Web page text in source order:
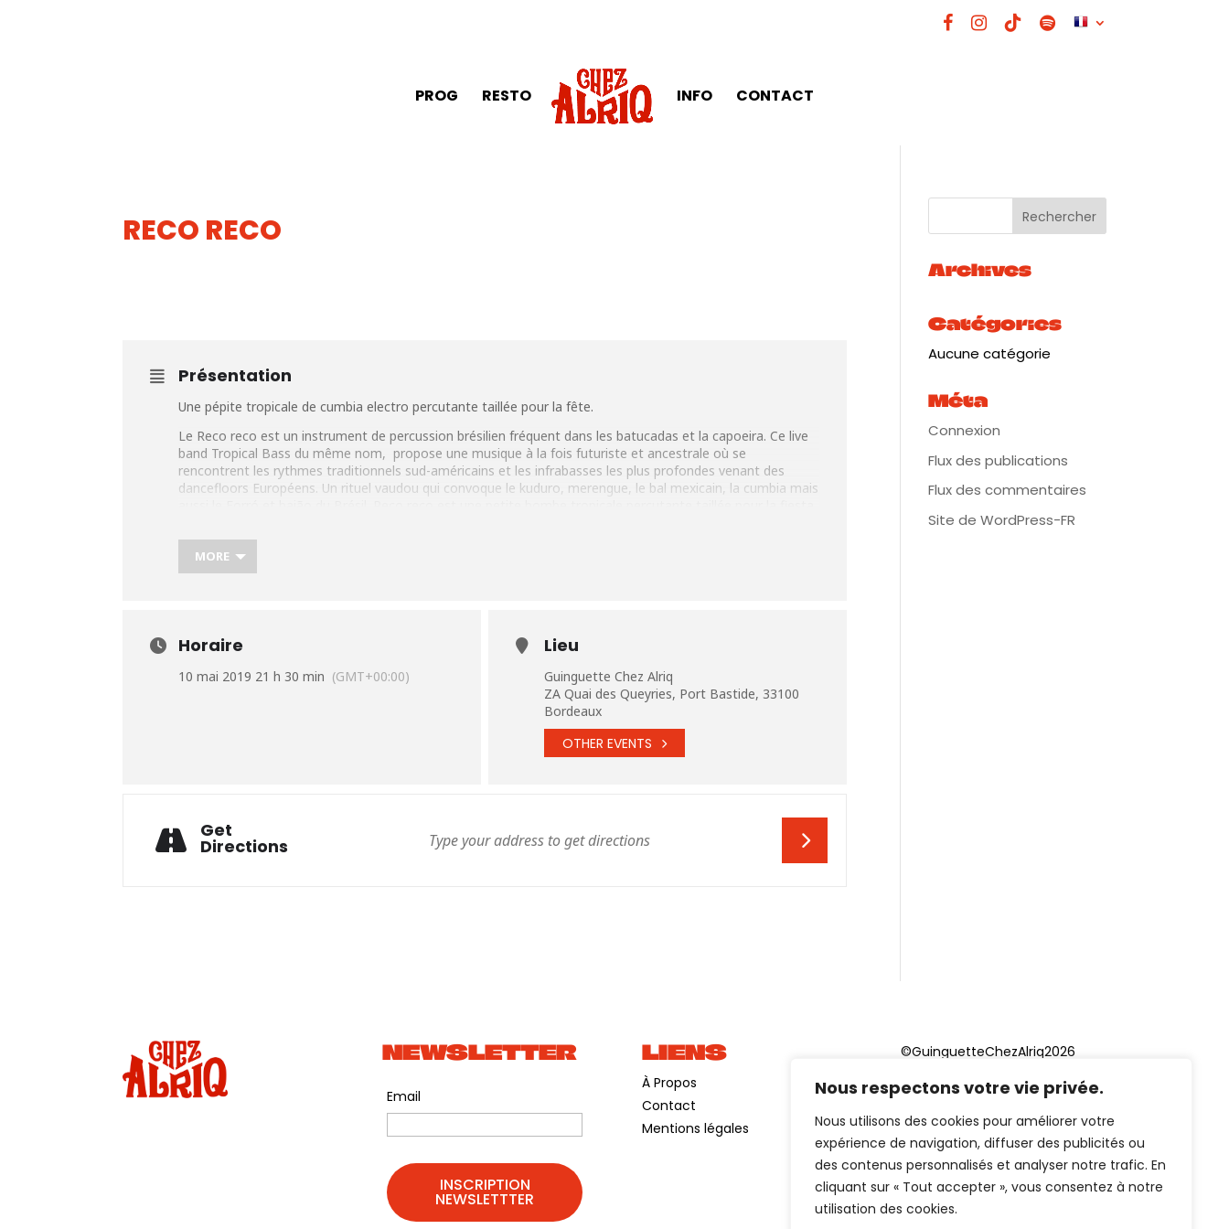
Nous respectons votre vie privée.
Nous utilisons des cookies pour améliorer votre
expérience de navigation, diffuser des publicités ou
des contenus personnalisés et analyser notre trafic. En
cliquant sur « Tout accepter », vous consentez à notre
utilisation des cookies.
PROG RESTO INFO CONTACT
RECO RECO
Présentation
Une pépite tropicale de cumbia electro percutante taillée pour la fête.
Le Reco reco est un instrument de percussion brésilien fréquent dans les batucadas et la capoeira. Ce live
band Tropical Bass du même nom, propose une musique à la fois futuriste et ancestrale où se
rencontrent les rythmes traditionnels sud-américains et les infrabasses les plus profondes venant des
dancefloors Européens. Un rituel vaudou qui convoque le kuduro, merengue, le bal mexicain, la cumbia mais
MORE
Horaire
10 mai 2019 21 h 30 min (GMT+00:00)
Lieu
Guinguette Chez Alriq
ZA Quai des Queyries, Port Bastide, 33100
Bordeaux
OTHER EVENTS
Get
Directions
Archives
Catégories
Aucune catégorie
Méta
Connexion
Flux des publications
Flux des commentaires
Site de WordPress-FR
NEWSLETTER
Email
LIENS
À Propos
Contact
Mentions légales
©GuinguetteChezAlriq2026
Création site internet YOSOY